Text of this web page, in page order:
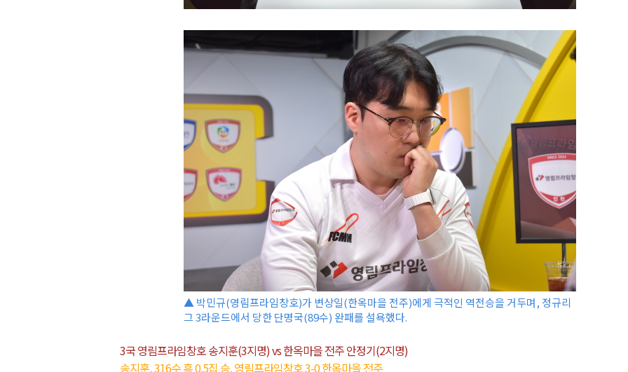
▲ 박민규(영림프라임창호)가 변상일(한옥마을 전주)에게 극적인 역전승을 거두며, 정규리
그 3라운드에서 당한 단명국(89수) 완패를 설욕했다.
3국 영림프라임창호 송지훈(3지명) vs 한옥마을 전주 안정기(2지명)
송지훈, 316수 흑 0.5집 승. 영림프라임창호 3-0 한옥마을 전주